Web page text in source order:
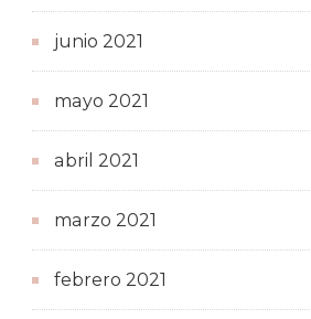
junio 2021
mayo 2021
abril 2021
marzo 2021
febrero 2021